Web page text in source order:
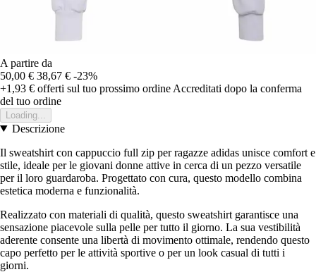
A partire da
50,00 € 38,67 € -23%
+1,93 € offerti sul tuo prossimo ordine Accreditati dopo la conferma
del tuo ordine
Loading...
Descrizione
Il sweatshirt con cappuccio full zip per ragazze adidas unisce comfort e
stile, ideale per le giovani donne attive in cerca di un pezzo versatile
per il loro guardaroba. Progettato con cura, questo modello combina
estetica moderna e funzionalità.
Realizzato con materiali di qualità, questo sweatshirt garantisce una
sensazione piacevole sulla pelle per tutto il giorno. La sua vestibilità
aderente consente una libertà di movimento ottimale, rendendo questo
capo perfetto per le attività sportive o per un look casual di tutti i
giorni.